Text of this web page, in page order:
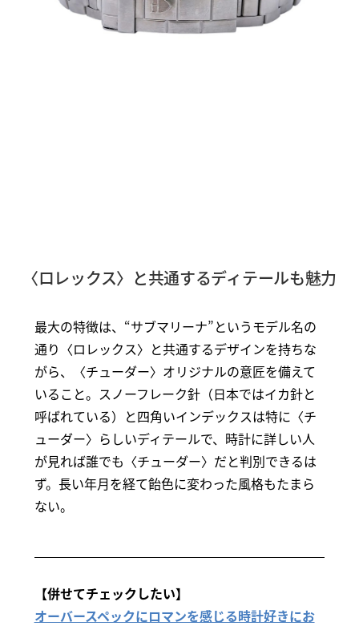
〈ロレックス〉と共通するディテールも魅力
最大の特徴は、“サブマリーナ”というモデル名の
通り〈ロレックス〉と共通するデザインを持ちな
がら、〈チューダー〉オリジナルの意匠を備えて
いること。スノーフレーク針（日本ではイカ針と
呼ばれている）と四角いインデックスは特に〈チ
ューダー〉らしいディテールで、時計に詳しい人
が見れば誰でも〈チューダー〉だと判別できるは
ず。長い年月を経て飴色に変わった風格もたまら
ない。
【併せてチェックしたい】
オーバースペックにロマンを感じる時計好きにお